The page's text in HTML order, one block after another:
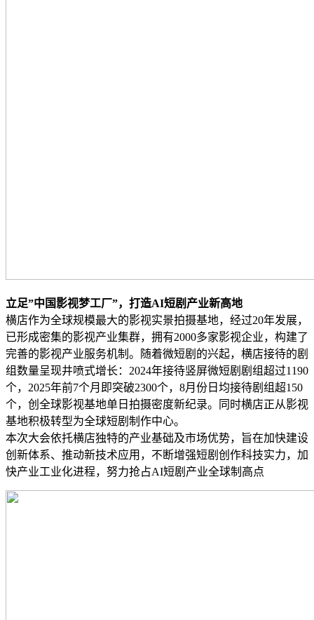
立足”中国影视梦工厂”，打造AI短剧产业新高地
横店作为全球规模最大的影视实景拍摄基地，经过20年发展，
已形成密集的影视产业集群，拥有2000多家影视企业，构建了
完善的影视产业服务机制。随着微短剧的兴起，横店接待的剧
组数量呈现井喷式增长：2024年接待竖屏微短剧剧组超过1190
个，2025年前7个月即突破2300个，8月份日均接待剧组超150
个，创全球影视基地单日拍摄密度新纪录。同时横店正从影视
基地积极转型为全球短剧制作中心。
本次大会依托横店独特的产业基础及市场优势，旨在加快建设
创新体系、推动新技术应用，不断增强短剧创作科技实力，加
快产业工业化进程，努力抢占AI短剧产业全球制高点